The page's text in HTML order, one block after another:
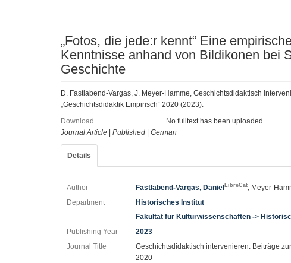
„Fotos, die jede:r kennt“ Eine
Kenntnisse anhand von Bildikonen bei
Geschichte
D. Fastlabend-Vargas, J. Meyer-Hamme, Geschichtsdidaktisch
„Geschichtsdidaktik Empirisch“ 2020 (2023).
Download
No fulltext has been uploaded.
Journal Article
Published German
Details
Author Fastlabend-Vargas, DanielLibreCat; Meyer-
Department
Historisches Institut
Fakultät für Kulturwissenschaften ->
Publishing Year
2023
Journal Title
Geschichtsdidaktisch intervenieren. Beiträge
2020